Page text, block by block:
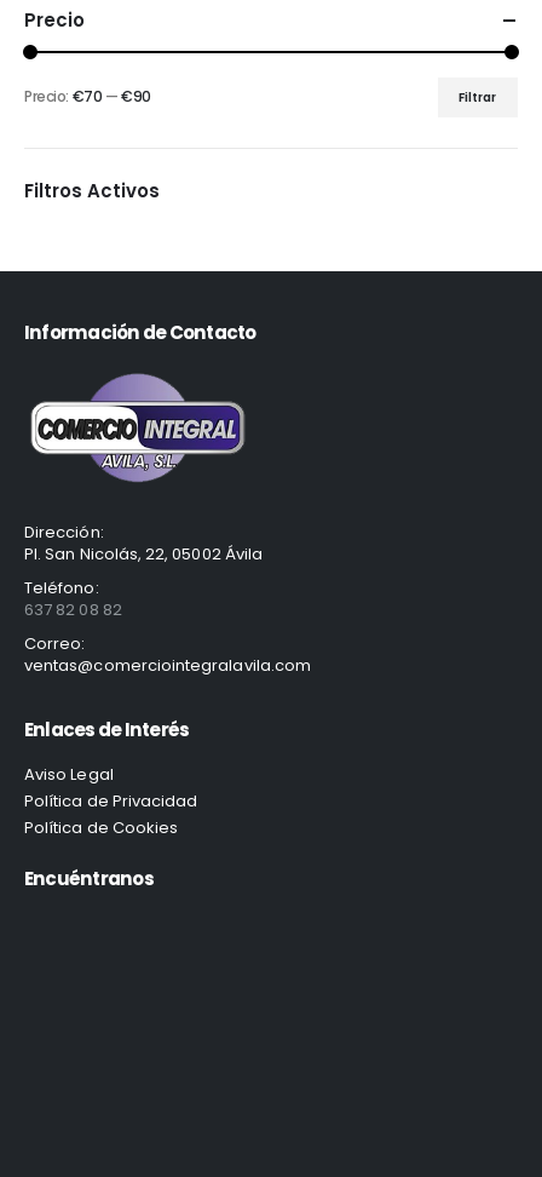
Precio
Filtrar
Precio: €70 —€90
Filtros Activos
Información de Contacto
Dirección:
Pl. San Nicolás, 22, 05002 Ávila
Teléfono:
637 82 08 82
Correo:
ventas@comerciointegralavila.com
Enlaces de Interés
Aviso Legal
Política de Privacidad
Política de Cookies
Encuéntranos